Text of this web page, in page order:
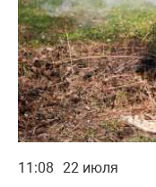
11:08 22 июля